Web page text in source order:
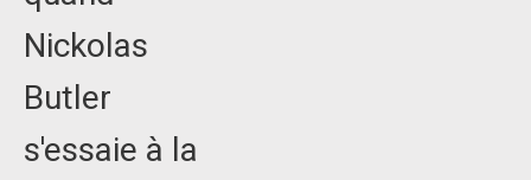
Nickolas
Butler
s'essaie à la